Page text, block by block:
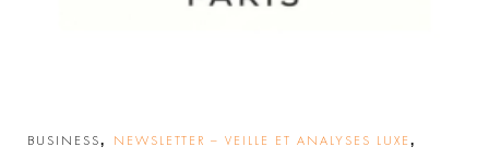
BUSINESS, NEWSLETTER – VEILLE ET ANALYSES LUXE ,